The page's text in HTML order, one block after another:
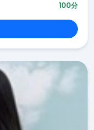
100分